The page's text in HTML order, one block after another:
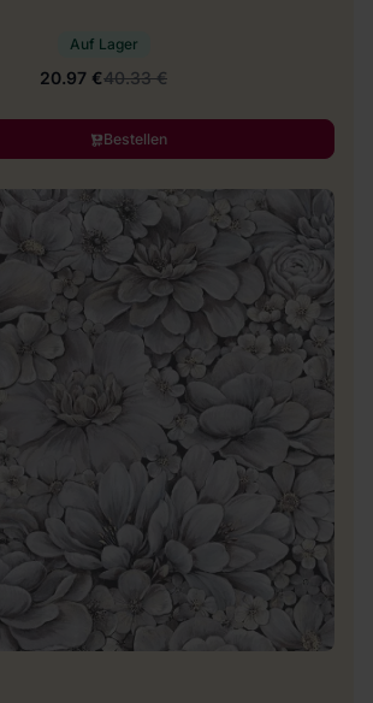
Auf Lager
20.97 €40.33 €
Bestellen